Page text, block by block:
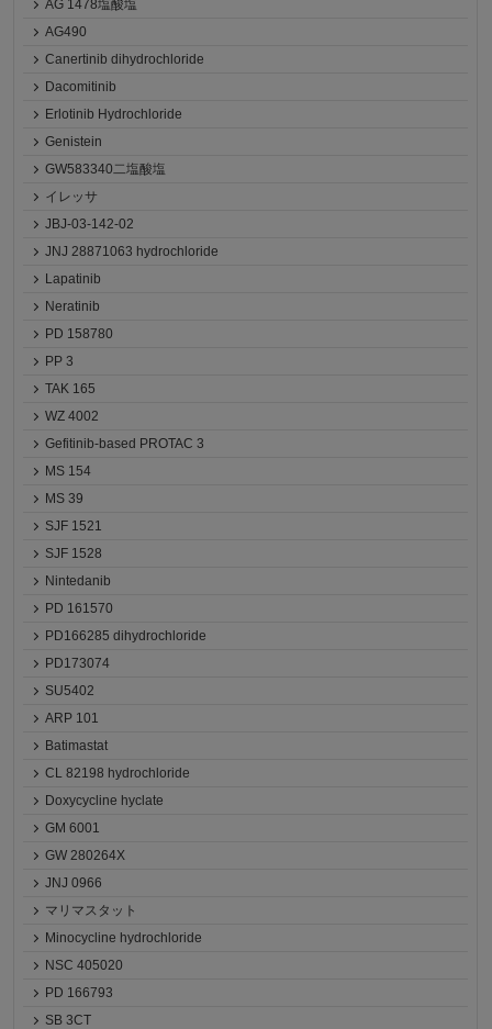
AG 1478塩酸塩
AG490
Canertinib dihydrochloride
Dacomitinib
Erlotinib Hydrochloride
Genistein
GW583340二塩酸塩
イレッサ
JBJ-03-142-02
JNJ 28871063 hydrochloride
Lapatinib
Neratinib
PD 158780
PP 3
TAK 165
WZ 4002
Gefitinib-based PROTAC 3
MS 154
MS 39
SJF 1521
SJF 1528
Nintedanib
PD 161570
PD166285 dihydrochloride
PD173074
SU5402
ARP 101
Batimastat
CL 82198 hydrochloride
Doxycycline hyclate
GM 6001
GW 280264X
JNJ 0966
マリマスタット
Minocycline hydrochloride
NSC 405020
PD 166793
SB 3CT